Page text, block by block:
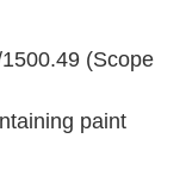
(Scope
paint